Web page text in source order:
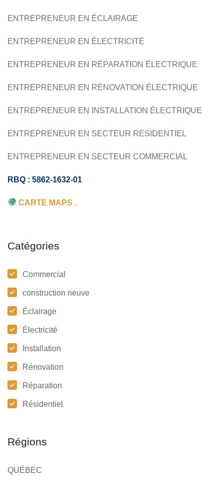
ÉLECTRICITÉ ENTRETIEN RÉSIDENTIEL
COMMERCIAL
ENTREPRENEUR EN ÉCLAIRAGE
ENTREPRENEUR EN ÉLECTRICITÉ
ENTREPRENEUR EN RÉPARATION ÉLECTRIQUE
ENTREPRENEUR EN RÉNOVATION ÉLECTRIQUE
ENTREPRENEUR EN INSTALLATION ÉLECTRIQUE
ENTREPRENEUR EN SECTEUR RÉSIDENTIEL
ENTREPRENEUR EN SECTEUR COMMERCIAL
RBQ : 5862-1632-01
CARTE MAPS .
Catégories
Commercial
construction neuve
Éclairage
Électricité
Installation
Rénovation
Réparation
Résidentiel
Régions
QUÉBEC